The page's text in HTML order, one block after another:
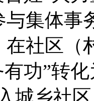
集体事
社区（
功”转
城乡社